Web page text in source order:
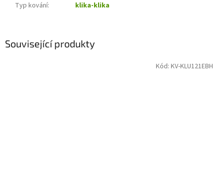
Související produkty
Kód: KV-KLU121EBH
Typ kování: klika-klika